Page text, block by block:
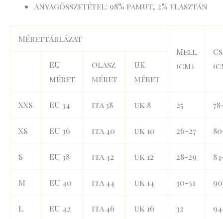
Anyagösszetétel: 98% pamut, 2% elasztán
Mérettáblázat
Mell
(cm)
EU
méret
olasz
méret
UK
méret
XXS EU 34 ita 38 uk 8 25
XS EU 36 ita 40 uk 10 26-27
S EU 38 ita 42 uk 12 28-29
M EU 40 ita 44 uk 14 30-31
L EU 42 ita 46 uk 16 32